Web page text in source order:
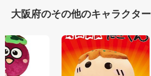
大阪府のその他のキャラクター